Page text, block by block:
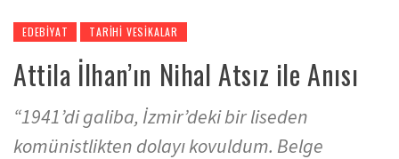
EDEBIYAT TARIHI VESIKALAR
Attila İlhan’ın Nihal Atsız ile Anısı
“1941’di galiba, İzmir’deki bir liseden
komünistlikten dolayı kovuldum. Belge